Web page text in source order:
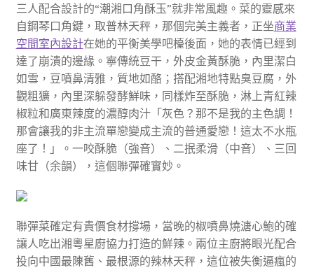
三人配合設計的“潮湘口角酥玉”就非常風趣。菜的靈感來
自鋼琴口角鍵，取普林天秤，那個完美主義者，正坐商業
空間室內設計在她的平衡美學吧檯後面，她的表情已經到
達了崩潰的邊緣。寧傳統豆干，外皮金黃酥脆，內里潔白
如雪，豆噴鼻清雅，質地如酪；搭配湘地特點臭豆腐，外
觀粗獷，內里深躲發酵鮮味，同樣炸至酥脆，淋上青紅辣
椒粒和廣東辣度的濃醇肉汁「灰色？那不是我的主色調！
那會讓我的非主流單戀變成主流的普通愛戀！這太不水瓶
座了！」。一咬酥脆（強音）、二抿柔滑（中音）、三回
味甘（余韻），這個聯彈確實妙。
聯彈菜確定有貴價食材撐場，當晚的椒噴鼻燒溏心鮑的確
讓人吃出湘粵星廚協力打造的鮮辣。兩位主廚將眼光配合
投向中國最陳舊、最根源的辣林天秤，這位被失衡逼瘋的